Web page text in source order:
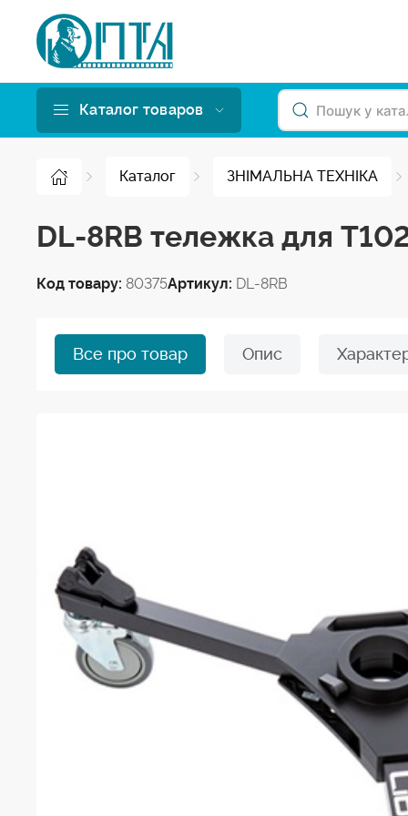
Каталог товаров
Каталог ЗНІМАЛЬНА ТЕХНІКА
DL-8RB тележка для
Код товару: 80375Артикул: DL-8RB
Все про товар Опис